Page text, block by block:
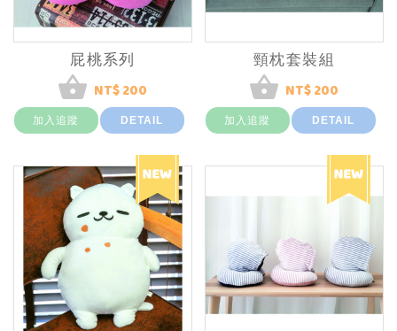
屁桃系列
NT$ 200
加入追蹤 DETAIL
頸枕套裝組
NT$ 200
加入追蹤 DETAIL